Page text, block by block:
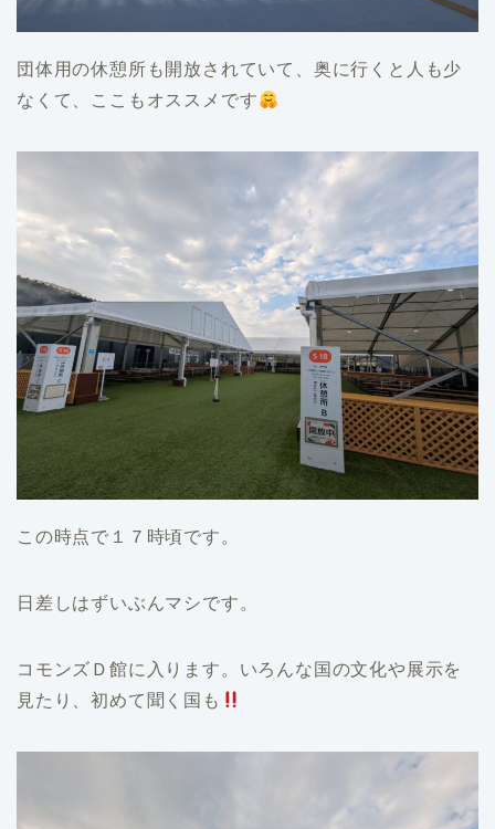
団体用の休憩所も開放されていて、奥に行くと人も少
なくて、ここもオススメです
この時点で１７時頃です。
日差しはずいぶんマシです。
コモンズＤ館に入ります。いろんな国の文化や展示を
見たり、初めて聞く国も